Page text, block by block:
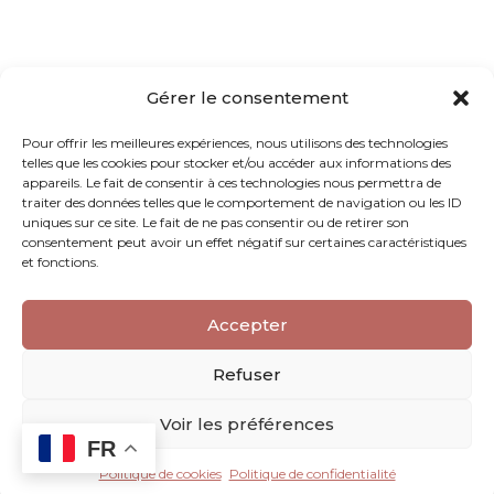
Gérer le consentement
Pour offrir les meilleures expériences, nous utilisons des technologies
telles que les cookies pour stocker et/ou accéder aux informations des
appareils. Le fait de consentir à ces technologies nous permettra de
traiter des données telles que le comportement de navigation ou les ID
uniques sur ce site. Le fait de ne pas consentir ou de retirer son
consentement peut avoir un effet négatif sur certaines caractéristiques
et fonctions.
Accepter
Refuser
Voir les préférences
Politique de cookies Politique de confidentialité
FR